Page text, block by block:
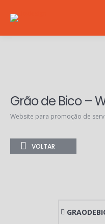
Grão de Bico –
Website para promoção de
VOLTAR